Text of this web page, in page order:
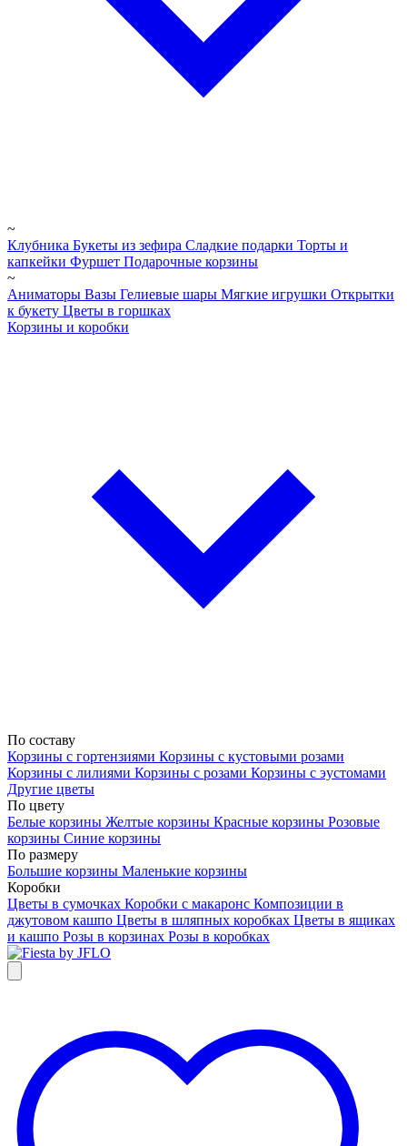
~
Клубника Букеты из зефира Сладкие подарки Торты и
капкейки Фуршет Подарочные корзины
~
Аниматоры Вазы Гелиевые шары Мягкие игрушки Открытки
к букету Цветы в горшках
Корзины и коробки
По составу
Корзины с гортензиями Корзины с кустовыми розами
Корзины с лилиями Корзины с розами Корзины с эустомами
Другие цветы
По цвету
Белые корзины Желтые корзины Красные корзины Розовые
корзины Синие корзины
По размеру
Большие корзины Маленькие корзины
Коробки
Цветы в сумочках Коробки с макаронс Композиции в
джутовом кашпо Цветы в шляпных коробках Цветы в ящиках
и кашпо Розы в корзинах Розы в коробках